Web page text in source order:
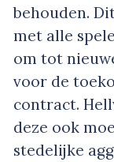
behouden.
met alle
om tot
voor de
contract.
deze ook
stedelijke